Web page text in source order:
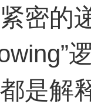
密的
是解